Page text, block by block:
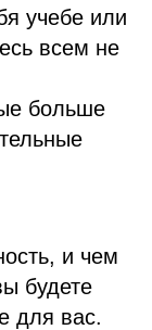
учебе или
всем не
больше
и чем
будете
для вас.